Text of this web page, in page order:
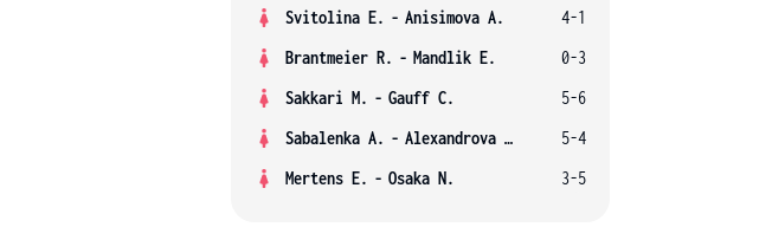
Svitolina E. - Anisimova A.
4-1
Brantmeier R. - Mandlik E.
0-3
Sakkari M. - Gauff C.
5-6
Sabalenka A. - Alexandrova E.
5-4
Mertens E. - Osaka N. 3-5